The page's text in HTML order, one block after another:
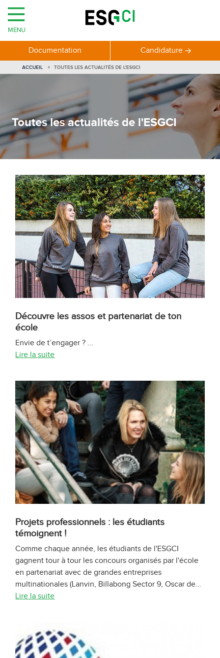
Toutes les actualités de l'ESGCI
Découvre les assos et partenariat de ton
école
Envie de t’engager ? ...
Lire la suite
Projets professionnels : les étudiants
témoignent !
Comme chaque année, les étudiants de l'ESGCI
gagnent tour à tour les concours organisés par l'école
en partenariat avec de grandes entreprises
multinationales (Lanvin, Billabong Sector 9, Oscar de...
Lire la suite
MENU
Documentation Candidature
ACCUEIL TOUTES LES ACTUALITÉS DE L'ESGCI